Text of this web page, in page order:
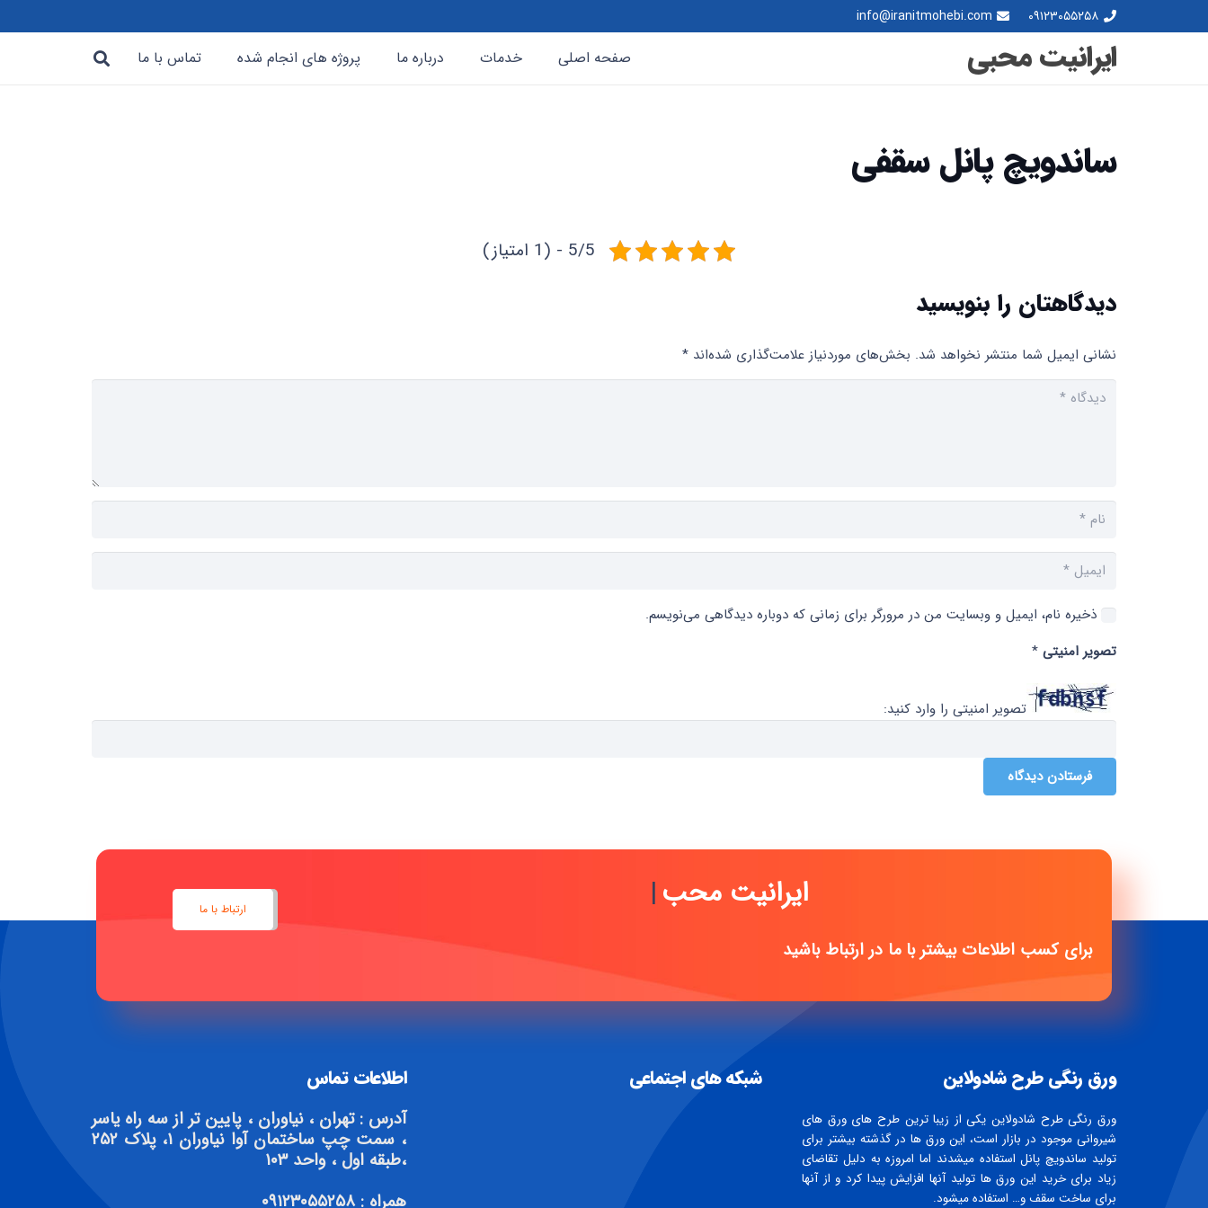
۰۹۱۲۳۰۵۵۲۵۸ info@iranitmohebi.com
ایرانیت محبی صفحه اصلی خدمات درباره ما پروژه های انجام شده تماس با ما
ساندویچ پانل سقفی
5/5 - (1 امتیاز)
دیدگاهتان را بنویسید
نشانی ایمیل شما منتشر نخواهد شد. بخش‌های موردنیاز علامت‌گذاری شده‌اند *
ذخیره نام، ایمیل و وبسایت من در مرورگر برای زمانی که دوباره دیدگاهی می‌نویسم.
تصویر امنیتی *
تصویر امنیتی را وارد کنید:
فرستادن دیدگاه
ایرانیت محبی|
برای کسب اطلاعات بیشتر با ما در ارتباط باشید
ارتباط با ما
ورق رنگی طرح شادولاین
ورق رنگی طرح شادولاین یکی از زیبا ترین طرح های ورق های
شیروانی موجود در بازار است، این ورق ها در گذشته بیشتر برای
تولید ساندویچ پانل استفاده میشدند اما امروزه به دلیل تقاضای
زیاد برای خرید این ورق ها تولید آنها افزایش پیدا کرد و از آنها
برای ساخت سقف و… استفاده میشود.
شبکه های اجتماعی اطلاعات تماس
آدرس : تهران ، نیاوران ، پایین تر از سه راه یاسر
، سمت چپ ساختمان آوا نیاوران ۱، پلاک ۲۵۲
،طبقه اول ، واحد ۱۰۳
همراه : ۰۹۱۲۳۰۵۵۲۵۸